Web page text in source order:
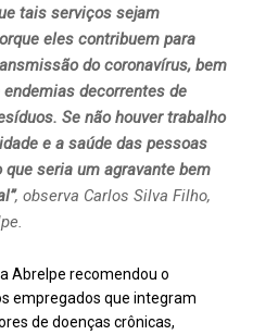
tais serviços sejam
eles contribuem para
do coronavírus, bem
decorrentes de
Se não houver trabalho
e a saúde das pessoas
seria um agravante bem
, observa Carlos Silva Filho,
Abrelpe recomendou o
empregados que integram
de doenças crônicas,